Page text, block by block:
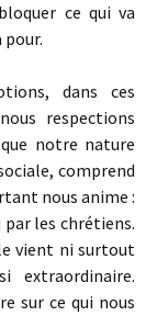
ce qui va
dans ces
respections
notre nature
comprend
nous anime :
les chrétiens.
vient ni surtout
extraordinaire.
sur ce qui nous